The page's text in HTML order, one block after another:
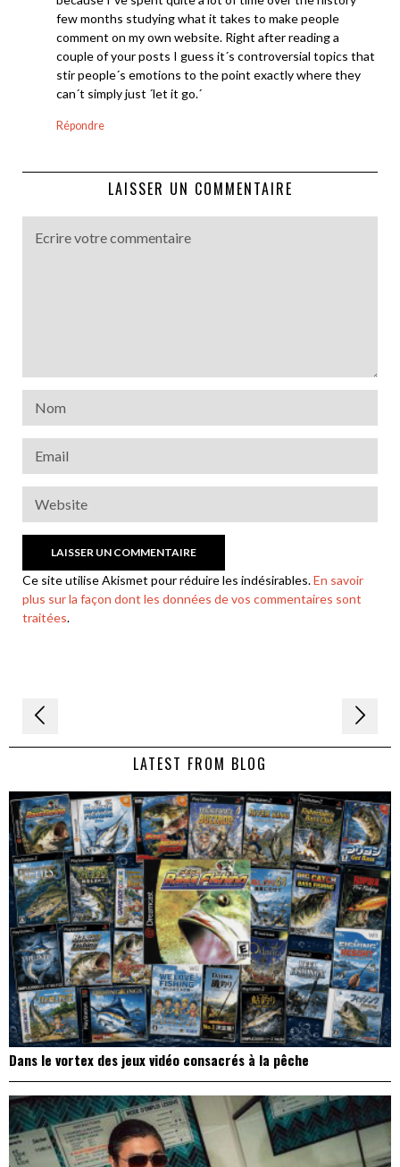
few months studying what it takes to make people
comment on my own website. Right after reading a
couple of your posts I guess it´s controversial topics that
stir people´s emotions to the point exactly where they
can´t simply just ´let it go.´
Répondre
LAISSER UN COMMENTAIRE
Ce site utilise Akismet pour réduire les indésirables.En savoir
plus sur la façon dont les données de vos commentaires sont
traitées.
Navigation
de LATEST FROM BLOG
Dans le vortex des jeux vidéo consacrés à la pêche